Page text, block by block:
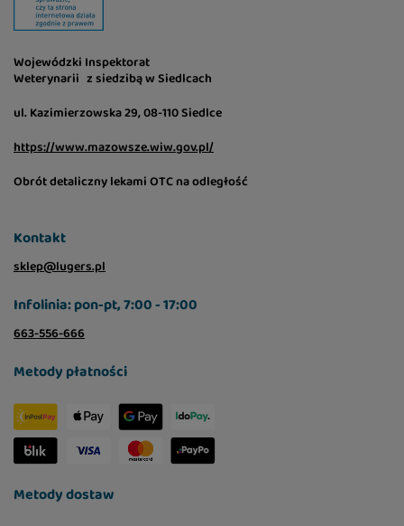
Wojewódzki Inspektorat
Weterynarii z siedzibą w Siedlcach
ul. Kazimierzowska 29, 08-110 Siedlce
https://www.mazowsze.wiw.gov.pl/
Obrót detaliczny lekami OTC na odległość
Kontakt
sklep@lugers.pl
Infolinia: pon-pt, 7:00 - 17:00
663-556-666
Metody płatności
Metody dostaw